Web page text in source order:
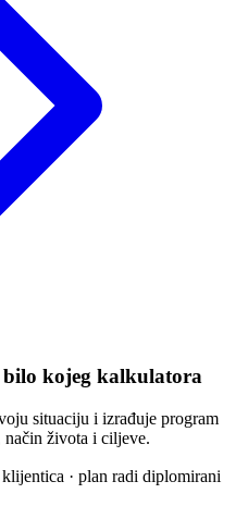
bilo kojeg kalkulatora
situaciju i izrađuje program
života i ciljeve.
· plan radi diplomirani